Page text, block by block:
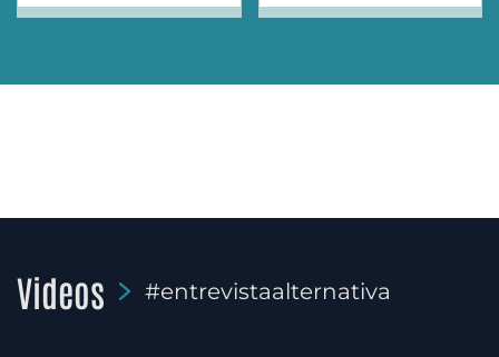
Videos #entrevistaalternativa